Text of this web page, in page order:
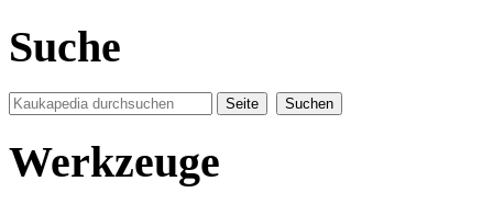
Suche
Werkzeuge